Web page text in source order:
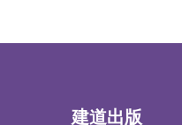
建道出版